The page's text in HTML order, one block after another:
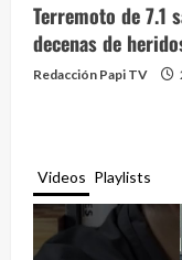
Terremoto de 7.1
decenas de
Redacción Papi TV
Videos Playlists